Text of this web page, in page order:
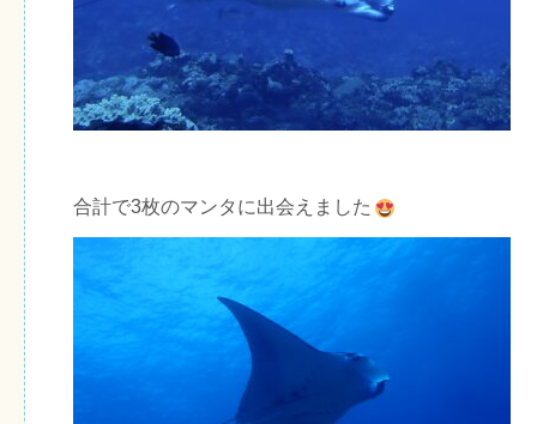
合計で3枚のマンタに出会えました